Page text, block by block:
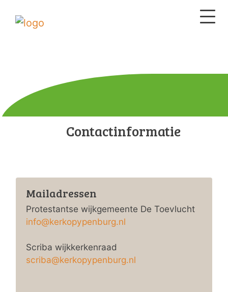
Contactinformatie
Mailadressen
Protestantse wijkgemeente De Toevlucht
info@kerkopypenburg.nl
Scriba wijkkerkenraad
scriba@kerkopypenburg.nl